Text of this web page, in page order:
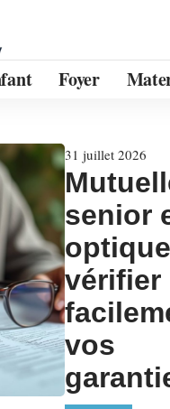
Foyer
31 juillet 2026
senior
vérifier
vos